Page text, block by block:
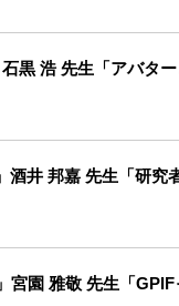
黒 浩 先生「アバター
井 邦嘉 先生「研究
園 雅敬 先生「